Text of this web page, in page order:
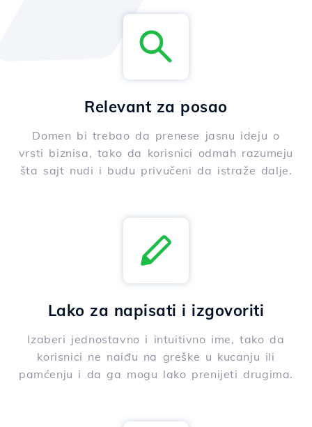
Relevant za posao
Domen bi trebao da prenese jasnu ideju o
vrsti biznisa, tako da korisnici odmah razumeju
šta sajt nudi i budu privučeni da istraže dalje.
Lako za napisati i izgovoriti
Izaberi jednostavno i intuitivno ime, tako da
korisnici ne naiđu na greške u kucanju ili
pamćenju i da ga mogu lako prenijeti drugima.